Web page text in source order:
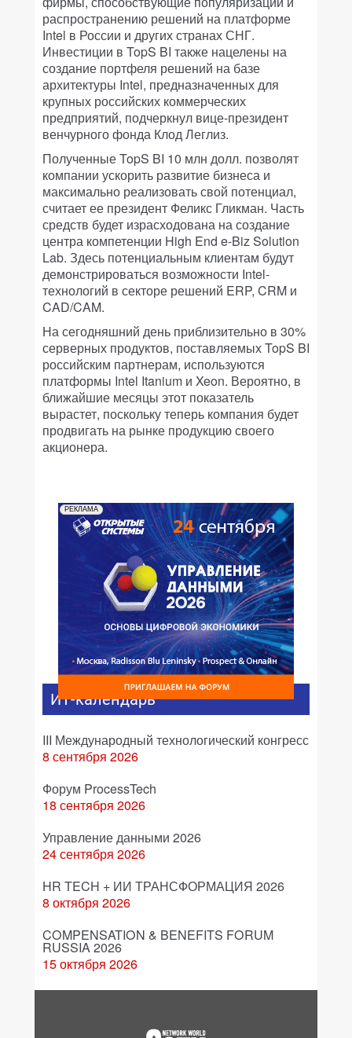
распространению решений на платформе
Intel в России и других странах СНГ.
Инвестиции в TopS BI также нацелены на
создание портфеля решений на базе
архитектуры Intel, предназначенных для
крупных российских коммерческих
предприятий, подчеркнул вице-президент
венчурного фонда Клод Леглиз.
Полученные TopS BI 10 млн долл. позволят
компании ускорить развитие бизнеса и
максимально реализовать свой потенциал,
считает ее президент Феликс Гликман. Часть
средств будет израсходована на создание
центра компетенции High End e-Biz Solution
Lab. Здесь потенциальным клиентам будут
демонстрироваться возможности Intel-
технологий в секторе решений ERP, CRM и
CAD/CAM.
На сегодняшний день приблизительно в 30%
серверных продуктов, поставляемых TopS BI
российским партнерам, используются
платформы Intel Itanium и Xeon. Вероятно, в
ближайшие месяцы этот показатель
вырастет, поскольку теперь компания будет
продвигать на рынке продукцию своего
акционера.
РЕКЛАМА
ИТ-календарь
III Международный технологический конгресс
8 сентября 2026
Форум ProcessTech
18 сентября 2026
Управление данными 2026
24 сентября 2026
HR TECH + ИИ ТРАНСФОРМАЦИЯ 2026
8 октября 2026
COMPENSATION & BENEFITS FORUM
RUSSIA 2026
15 октября 2026